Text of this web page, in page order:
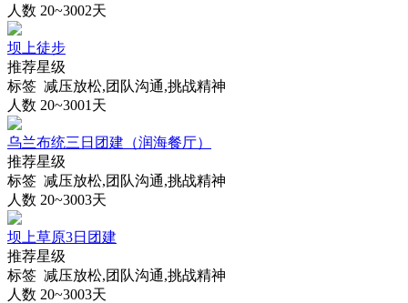
人数 20~3002天
坝上徒步
推荐星级
标签 减压放松,团队沟通,挑战精神
人数 20~3001天
乌兰布统三日团建（润海餐厅）
推荐星级
标签 减压放松,团队沟通,挑战精神
人数 20~3003天
坝上草原3日团建
推荐星级
标签 减压放松,团队沟通,挑战精神
人数 20~3003天